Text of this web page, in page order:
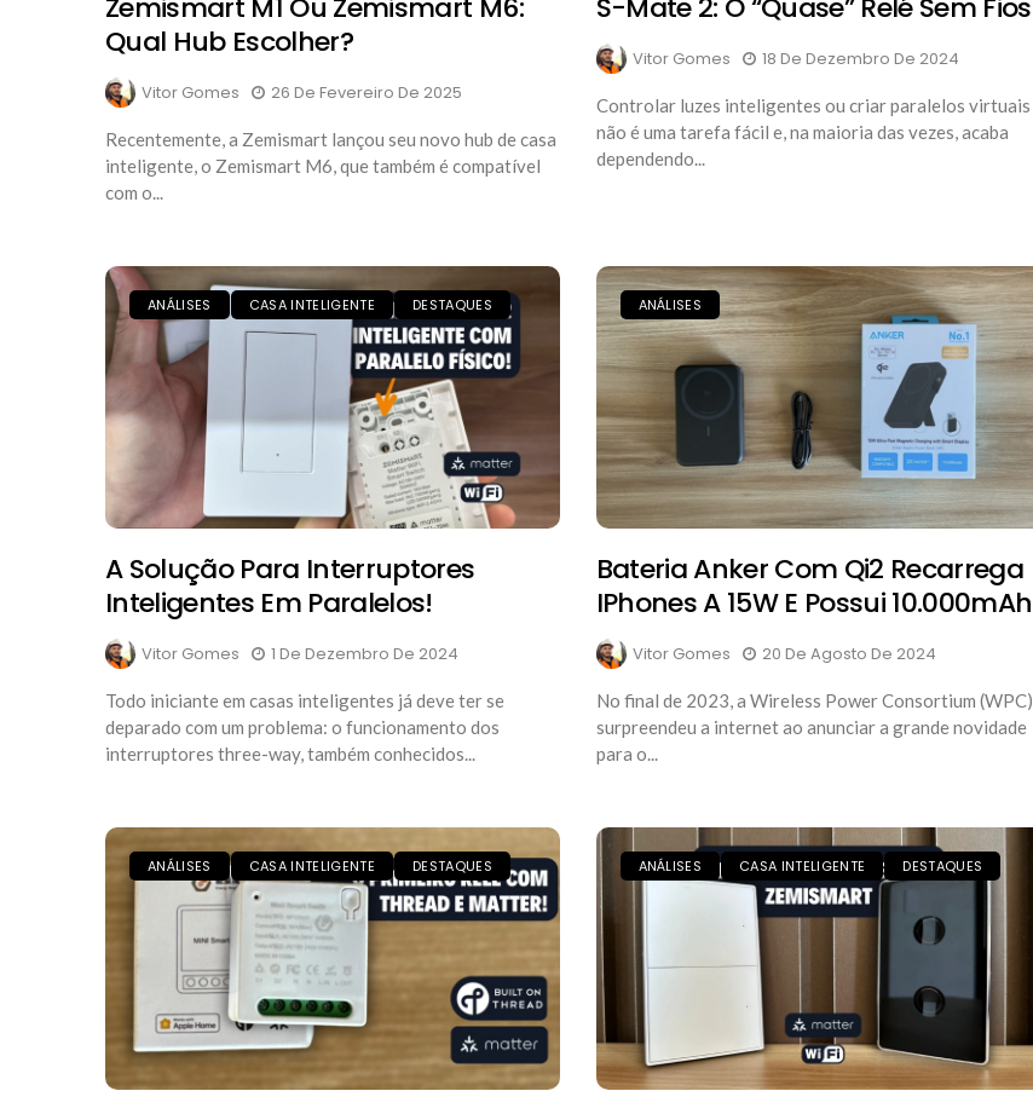
Zemismart M1 Ou Zemismart M6:
Qual Hub Escolher?
Vitor Gomes 26 De Fevereiro De 2025
Recentemente, a Zemismart lançou seu novo hub de casa
inteligente, o Zemismart M6, que também é compatível
com o...
S-Mate 2: O “quase” Relé Sem Fios
Vitor Gomes 18 De Dezembro De 2024
Controlar luzes inteligentes ou criar paralelos virtuais
não é uma tarefa fácil e, na maioria das vezes, acaba
dependendo...
ANÁLISES CASA INTELIGENTE DESTAQUES
A Solução Para Interruptores
Inteligentes Em Paralelos!
Vitor Gomes 1 De Dezembro De 2024
Todo iniciante em casas inteligentes já deve ter se
deparado com um problema: o funcionamento dos
interruptores three-way, também conhecidos...
ANÁLISES
Bateria Anker Com Qi2 Recarrega
IPhones A 15W E Possui 10.000mAh
Vitor Gomes 20 De Agosto De 2024
No final de 2023, a Wireless Power Consortium (WPC)
surpreendeu a internet ao anunciar a grande novidade
para o...
ANÁLISES CASA INTELIGENTE DESTAQUES ANÁLISES CASA INTELIGENTE DESTAQUES